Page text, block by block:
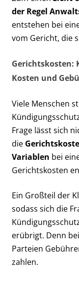
der Regel
entstehen bei
vom Gericht, die
Gerichtskosten:
Kosten und
Viele Menschen
Frage lässt sich
die
Variablen bei
Gerichtskosten
Ein Großteil der
sodass sich die
erübrigt. Denn
Parteien
zahlen.